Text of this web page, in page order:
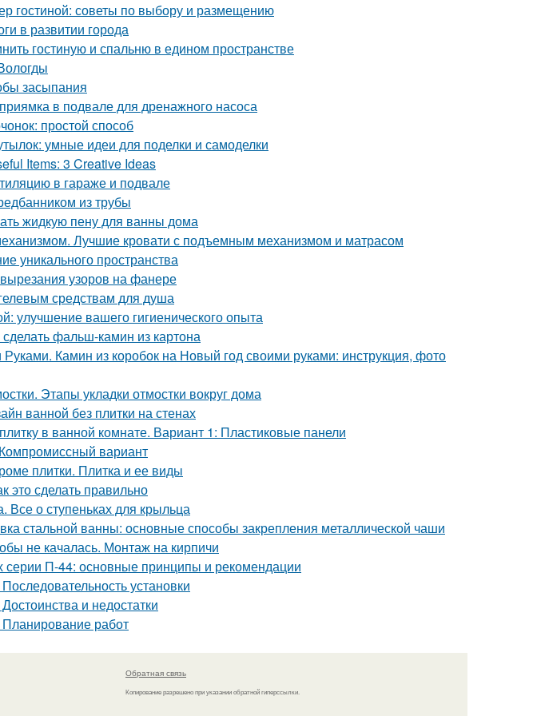
гостиной: советы по выбору и размещению
в развитии города
гостиную и спальню в едином пространстве
засыпания
в подвале для дренажного насоса
простой способ
умные идеи для поделки и самоделки
Items: 3 Creative Ideas
в гараже и подвале
из трубы
жидкую пену для ванны дома
Лучшие кровати с подъемным механизмом и матрасом
уникального пространства
узоров на фанере
средствам для душа
улучшение вашего гигиенического опыта
фальш-камин из картона
Камин из коробок на Новый год своими руками: инструкция, фото
Этапы укладки отмостки вокруг дома
ванной без плитки на стенах
в ванной комнате. Вариант 1: Пластиковые панели
вариант
плитки. Плитка и ее виды
это сделать правильно
Все о ступеньках для крыльца
стальной ванны: основные способы закрепления металлической чаши
не качалась. Монтаж на кирпичи
серии П-44: основные принципы и рекомендации
установки
и недостатки
работ
Обратная связь
Копирование разрешено при указании обратной гиперссылки.